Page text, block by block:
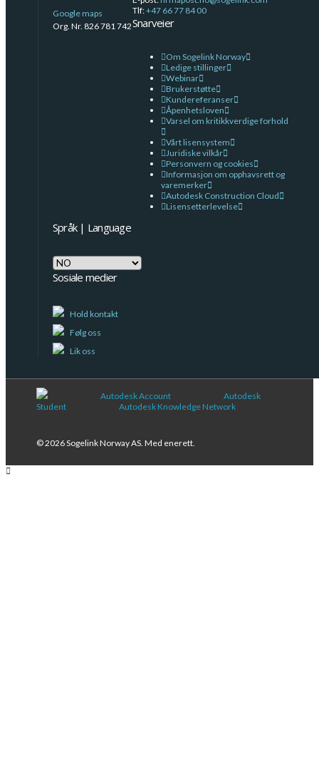
Google maps
Org. Nr. 826 781 742
Tlf:+47 66 77 84 00
Snarveier
Om Sogelink Norway
Ledige stillinger
Webinar
Brukerstøtte
Kundereferanser
Åpenhetsloven
Varsel om kritikkverdige forhold
Vårt lisensystem
Juridiske vilkår
Personvern og cookies
Informasjon om opphavsrett og
varemerker
Autodesk Construction Cloud
Lisensetterlevelse
Språk | Language
Språk
|
Language
Sosiale medier
Hold kontakt
Følg oss
Lik oss
Autodesk Account
Autodesk
Student
Autodesk Knowledge Network
© 2026 Sogelink Norway AS. Med enerett.